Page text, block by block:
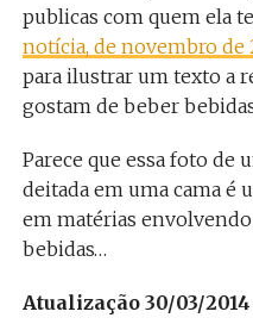
publicas com quem ela
notícia, de novembro de
para ilustrar um texto a
gostam de beber
Parece que essa foto de
deitada em uma cama é
em matérias
bebidas…
Atualização 30/03/2014